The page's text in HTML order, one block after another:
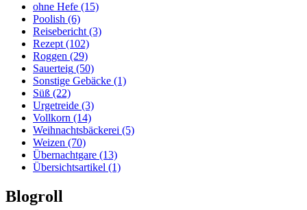
ohne Hefe (15)
Poolish (6)
Reisebericht (3)
Rezept (102)
Roggen (29)
Sauerteig (50)
Sonstige Gebäcke (1)
Süß (22)
Urgetreide (3)
Vollkorn (14)
Weihnachtsbäckerei (5)
Weizen (70)
Übernachtgare (13)
Übersichtsartikel (1)
Blogroll